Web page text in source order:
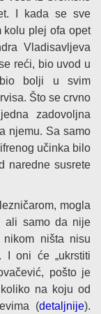
I kada se sve
kolu plej ofa opet
Vladisavljeva
reći, bio uvod u
bolji u svim
Što se crvno
zadovoljna
njemu. Sa samo
učinka bilo
naredne susrete
mogla
ali samo da nije
ništa nisu
I oni će „ukrstiti
pošto je
na koju od
(detaljnije).